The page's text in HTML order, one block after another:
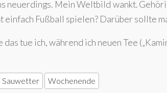
neuerdings. Mein Weltbild wankt.
einfach Fußball spielen? Darüber sollte
das tue ich, während ich neuen Tee
Sauwetter Wochenende